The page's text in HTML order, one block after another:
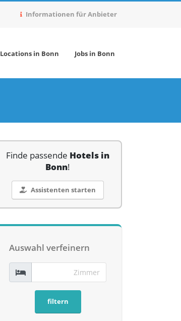
Informationen für Anbieter
Locations in Bonn Jobs in Bonn
Finde passende Hotels in
Bonn!
Assistenten starten
Auswahl verfeinern
filtern